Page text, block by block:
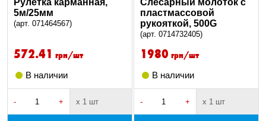
Рулетка карманная,
5м/25мм
(арт. 071464567)
572.41 грн/шт
В наличии
- + х 1 шт
Слесарный молоток с
пластмассовой
рукояткой, 500G
(арт. 0714732405)
1980 грн/шт
В наличии
- + х 1 шт